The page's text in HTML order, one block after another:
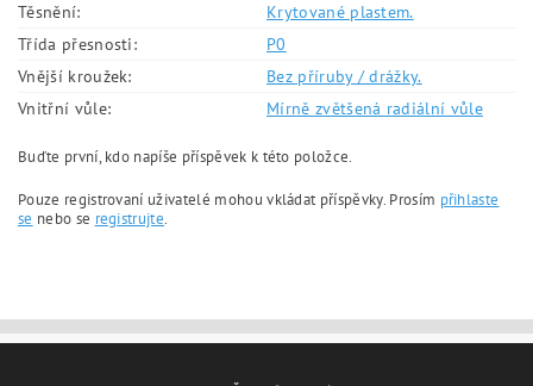
Těsnění:
Krytované plastem.
Třída přesnosti:
P0
Vnější kroužek:
Bez příruby / drážky.
Vnitřní vůle:
Mírně zvětšená radiální vůle
Buďte první, kdo napíše příspěvek k této položce.
Pouze registrovaní uživatelé mohou vkládat příspěvky. Prosím přihlaste
se nebo se registrujte.